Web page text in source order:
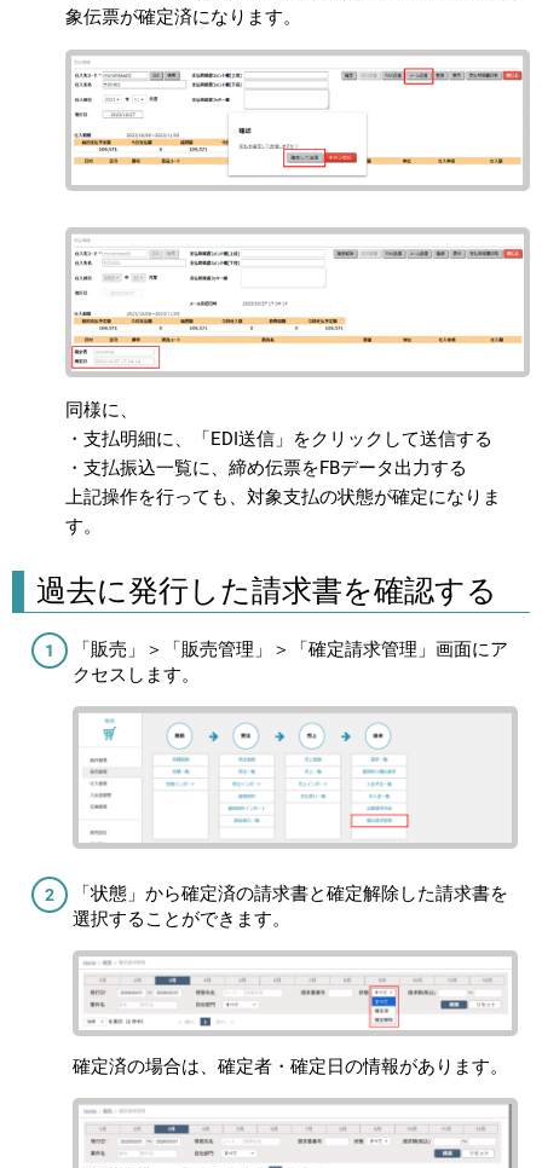
象伝票が確定済になります。
同様に、
・支払明細に、「EDI送信」をクリックして送信する
・支払振込一覧に、締め伝票をFBデータ出力する
上記操作を行っても、対象支払の状態が確定になりま
す。
過去に発行した請求書を確認する
「販売」＞「販売管理」＞「確定請求管理」画面にア
クセスします。
「状態」から確定済の請求書と確定解除した請求書を
選択することができます。
確定済の場合は、確定者・確定日の情報があります。